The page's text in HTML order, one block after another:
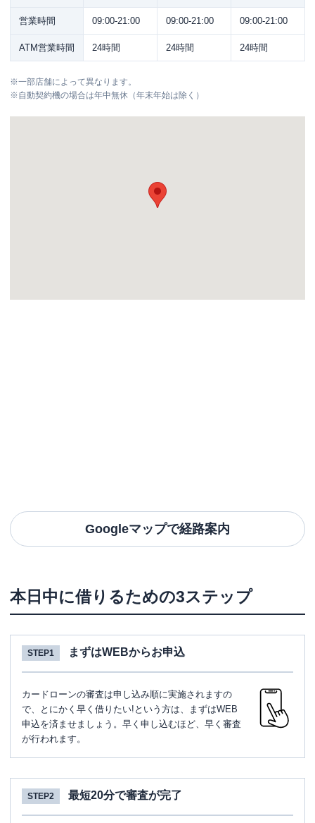
営業時間 09:00-21:00 09:00-21:00 09:00-21:00
ATM営業時間 24時間 24時間 24時間
※一部店舗によって異なります。
※自動契約機の場合は年中無休（年末年始は除く）
Googleマップで経路案内
本日中に借りるための3ステップ
STEP1 まずはWEBからお申込
カードローンの審査は申し込み順に実施されますの
で、とにかく早く借りたい!という方は、まずはWEB
申込を済ませましょう。早く申し込むほど、早く審査
が行われます。
STEP2 最短20分で審査が完了